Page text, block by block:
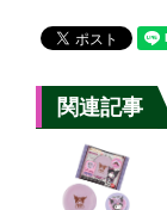
関連記事